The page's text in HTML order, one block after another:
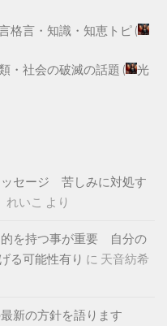
格言・知識・知恵トピ (
・社会の破滅の話題 (
光
セージ 苦しみに対処す
いこ より
を持つ事が重要 自分の
る可能性有り に 天音紡希
最新の方針を語ります